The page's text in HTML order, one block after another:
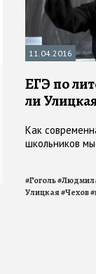
11.04.2016
ЕГЭ по
ли
Как
школьников
#Гоголь#
Улицкая#Чехов#